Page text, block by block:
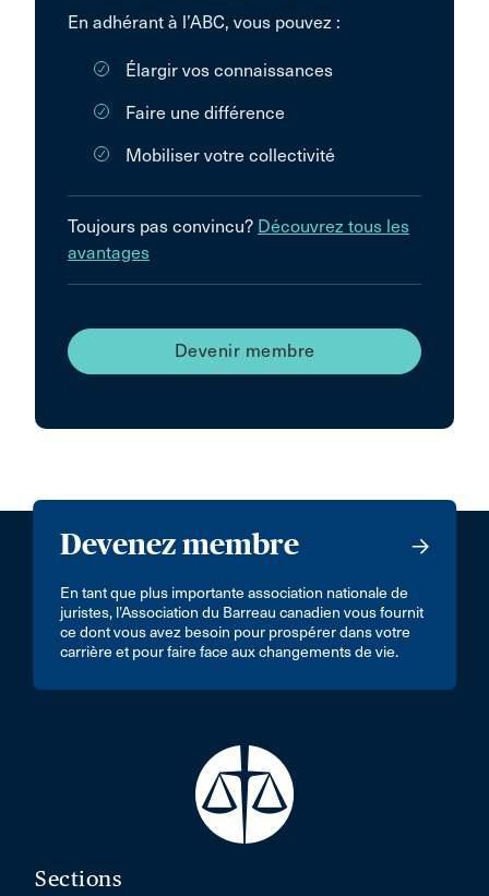
En adhérant à l’ABC, vous pouvez :
Élargir vos connaissances
Faire une différence
Mobiliser votre collectivité
Toujours pas convincu? Découvrez tous les
avantages
Devenir membre
Devenez membre
En tant que plus importante association nationale de
juristes, l’Association du Barreau canadien vous fournit
ce dont vous avez besoin pour prospérer dans votre
carrière et pour faire face aux changements de vie.
Sections